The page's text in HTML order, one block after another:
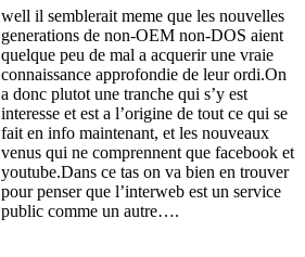
well il semblerait meme que les nouvelles
generations de non-OEM non-DOS aient
quelque peu de mal a acquerir une vraie
connaissance approfondie de leur ordi.On
a donc plutot une tranche qui s’y est
interesse et est a l’origine de tout ce qui se
fait en info maintenant, et les nouveaux
venus qui ne comprennent que facebook et
youtube.Dans ce tas on va bien en trouver
pour penser que l’interweb est un service
public comme un autre….